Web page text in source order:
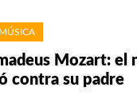
Mozart: el
contra su padre